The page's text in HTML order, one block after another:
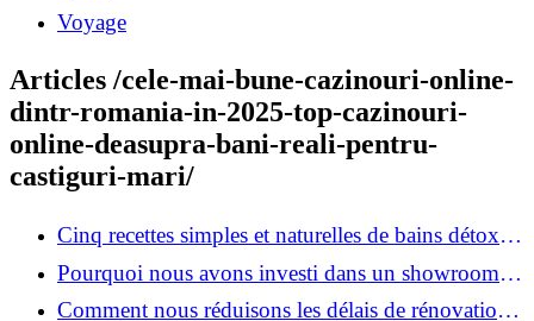
Voyage
Articles /cele-mai-bune-cazinouri-online-
dintr-romania-in-2025-top-cazinouri-
online-deasupra-bani-reali-pentru-
castiguri-mari/
Cinq recettes simples et naturelles de bains détox
maison
Pourquoi nous avons investi dans un showroom-
atelier et ce que cela apporte aux clients
Comment nous réduisons les délais de rénovation à